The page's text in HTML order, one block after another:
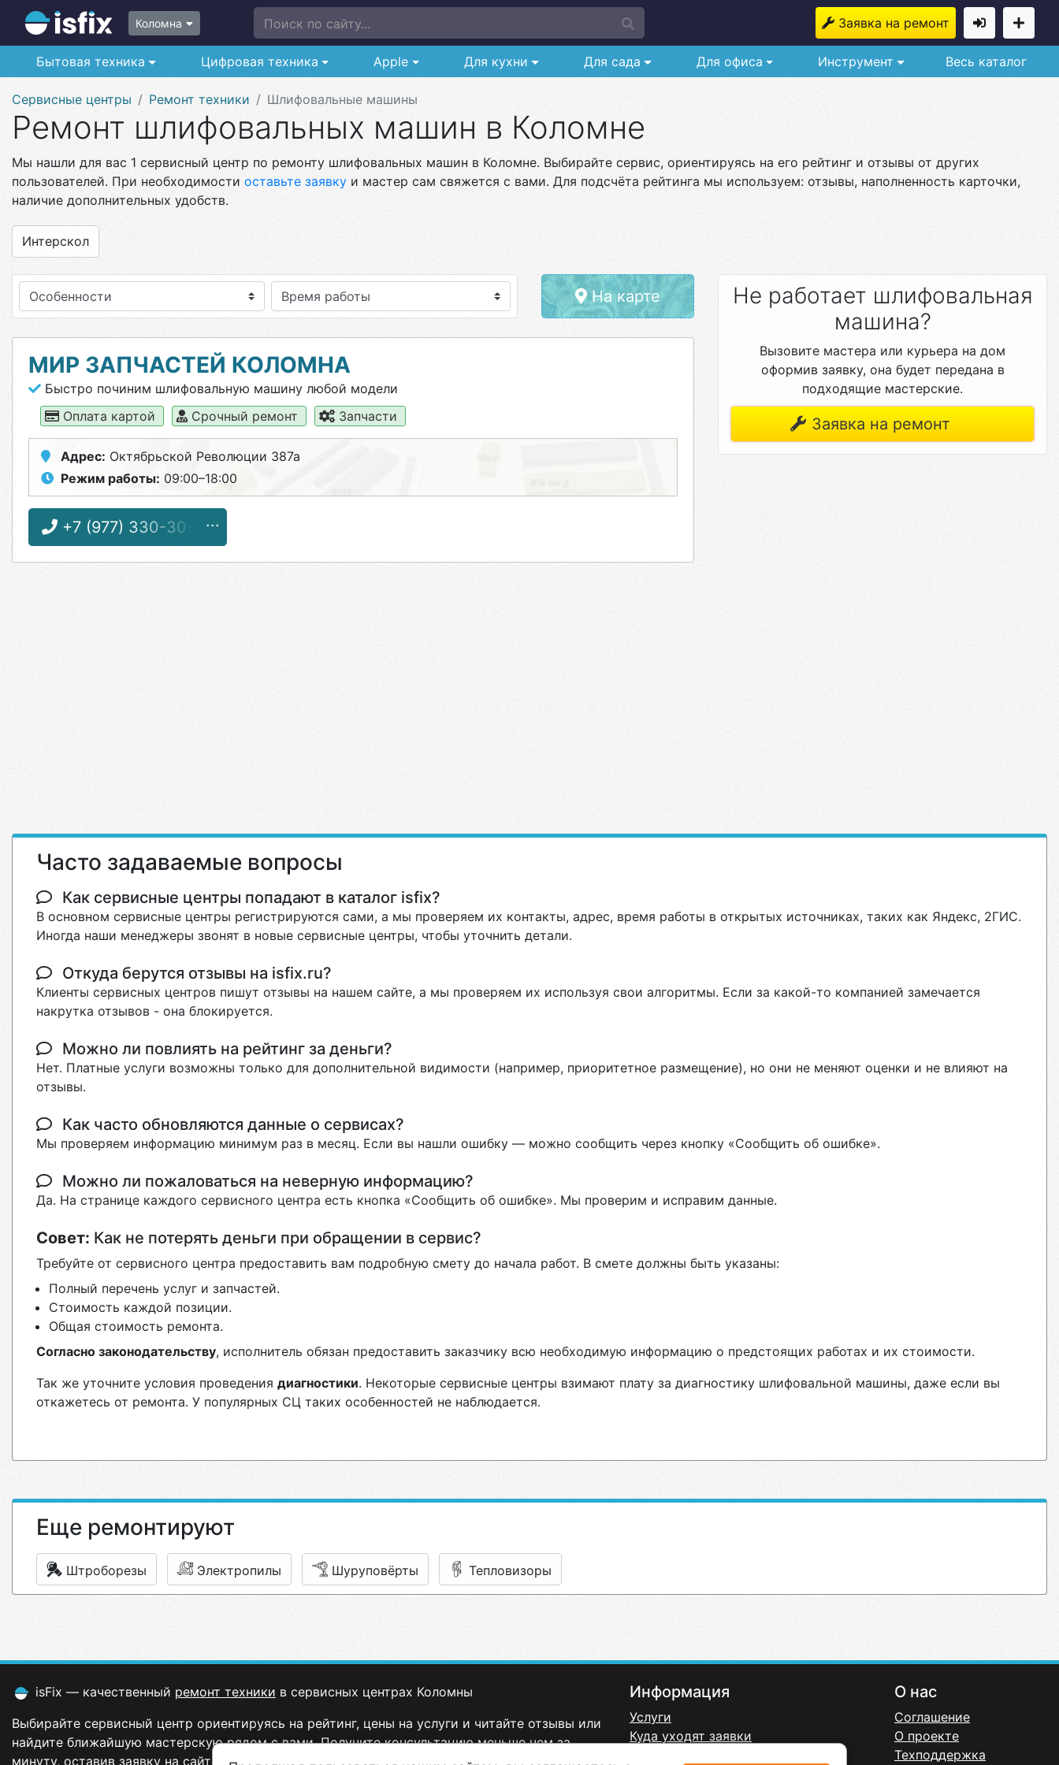
Коломна Поиск по сайту... Заявка на ремонт
Бытовая техника Цифровая техника Apple Для кухни Для сада Для офиса Инструмент Весь каталог
Сервисные центры Ремонт техники Шлифовальные машины
Ремонт шлифовальных машин в Коломне
Мы нашли для вас 1 сервисный центр по ремонту шлифовальных машин в Коломне. Выбирайте сервис, ориентируясь на его рейтинг и отзывы от других
пользователей. При необходимости оставьте заявку и мастер сам свяжется с вами. Для подсчёта рейтинга мы используем: отзывы, наполненность карточки,
наличие дополнительных удобств.
Интерскол
Особенности На карте
МИР ЗАПЧАСТЕЙ КОЛОМНА
Быстро починим шлифовальную машину любой модели
Оплата картой
Срочный ремонт Запчасти
Адрес: Октябрьской Революции 387а
Режим работы: 09:00–18:00
+7 (977) 330-30-35
Не работает шлифовальная
машина?
Вызовите мастера или курьера на дом
оформив заявку, она будет передана в
подходящие мастерские.
Заявка на ремонт
Часто задаваемые вопросы
Как сервисные центры попадают в каталог isfix?
В основном сервисные центры регистрируются сами, а мы проверяем их контакты, адрес, время работы в открытых источниках, таких как Яндекс, 2ГИС.
Иногда наши менеджеры звонят в новые сервисные центры, чтобы уточнить детали.
Откуда берутся отзывы на isfix.ru?
Клиенты сервисных центров пишут отзывы на нашем сайте, а мы проверяем их используя свои алгоритмы. Если за какой-то компанией замечается
накрутка отзывов - она блокируется.
Можно ли повлиять на рейтинг за деньги?
Нет. Платные услуги возможны только для дополнительной видимости (например, приоритетное размещение), но они не меняют оценки и не влияют на
отзывы.
Как часто обновляются данные о сервисах?
Мы проверяем информацию минимум раз в месяц. Если вы нашли ошибку — можно сообщить через кнопку «Сообщить об ошибке».
Можно ли пожаловаться на неверную информацию?
Да. На странице каждого сервисного центра есть кнопка «Сообщить об ошибке». Мы проверим и исправим данные.
Совет: Как не потерять деньги при обращении в сервис?
Требуйте от сервисного центра предоставить вам подробную смету до начала работ. В смете должны быть указаны:
Полный перечень услуг и запчастей.
Стоимость каждой позиции.
Общая стоимость ремонта.
Согласно законодательству, исполнитель обязан предоставить заказчику всю необходимую информацию о предстоящих работах и их стоимости.
Так же уточните условия проведения диагностики. Некоторые сервисные центры взимают плату за диагностику шлифовальной машины, даже если вы
откажетесь от ремонта. У популярных СЦ таких особенностей не наблюдается.
Еще ремонтируют
Штроборезы Электропилы Шуруповёрты Тепловизоры
isFix — качественный ремонт техники в сервисных центрах Коломны
Выбирайте сервисный центр ориентируясь на рейтинг, цены на услуги и читайте отзывы или
найдите ближайшую мастерскую рядом с вами. Получите консультацию меньше чем за
минуту, оставив заявку на сайте.
Информация
Услуги
Куда уходят заявки
О нас
Соглашение
О проекте
Техподдержка